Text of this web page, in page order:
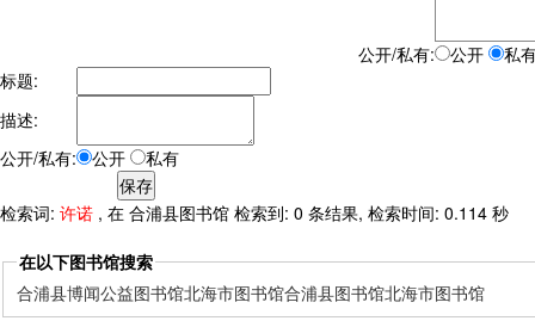
公开/私有: 公开
私
标题:
描述:
公开/私有:
公开 私有
检索词: 许诺 , 在 合浦县图书馆 检索到: 0 条结果, 检索时间: 0.114 秒
在以下图书馆搜索
合浦县博闻公益图书馆北海市图书馆合浦县图书馆北海市图书馆